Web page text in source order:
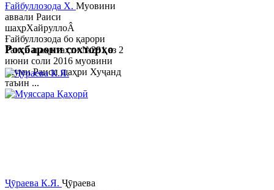
Ғайбуллозода Х. Муовини
аввали Раиси
шаҳрХайруллоÂ
Ғайбуллозода бо қарори
Раиси шаҳр таҳти №281 аз 2
июни соли 2016 муовини
якуми Раиси шаҳри Хуҷанд
таъин ...
Роҳбарони сохторҳо
Ҷӯраева К.Я. Ҷӯраева